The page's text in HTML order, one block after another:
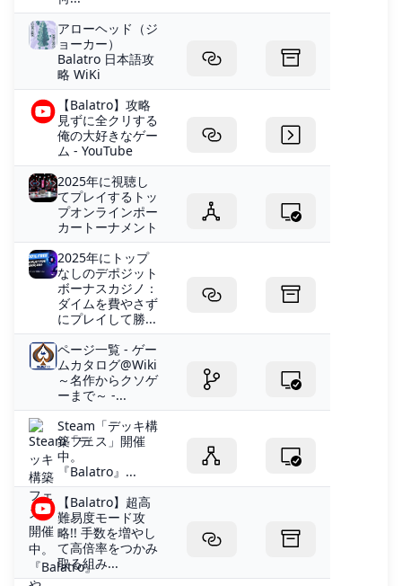
アローヘッド（ジ
ョーカー）
Balatro 日本語攻
略 WiKi
【Balatro】攻略
見ずに全クリする
俺の大好きなゲー
ム - YouTube
2025年に視聴し
てプレイするトッ
プオンラインポー
カートーナメント
2025年にトップ
なしのデポジット
ボーナスカジノ：
ダイムを費やさず
にプレイして勝...
ページ一覧 - ゲー
ムカタログ@Wiki
～名作からクソゲ
ーまで～ -...
Steam「デッキ構
築フェス」開催
中。
『Balatro』...
【Balatro】超高
難易度モード攻
略!! 手数を増やし
て高倍率をつかみ
取る組み...